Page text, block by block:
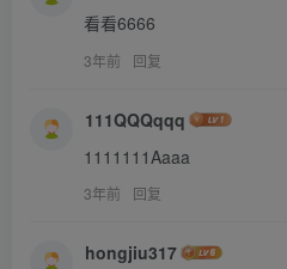
看看6666
3年前 回复
111QQQqqq
1111111Aaaa
3年前 回复
hongjiu317